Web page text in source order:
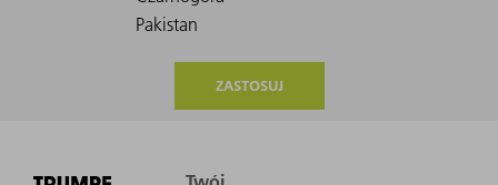
ZASTOSUJ